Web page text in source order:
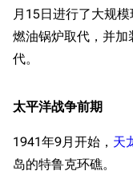
月15日进行了大规
燃油锅炉取代，并加
代。
太平洋战争前期
1941年9月开始， 天
岛的特鲁克环礁。